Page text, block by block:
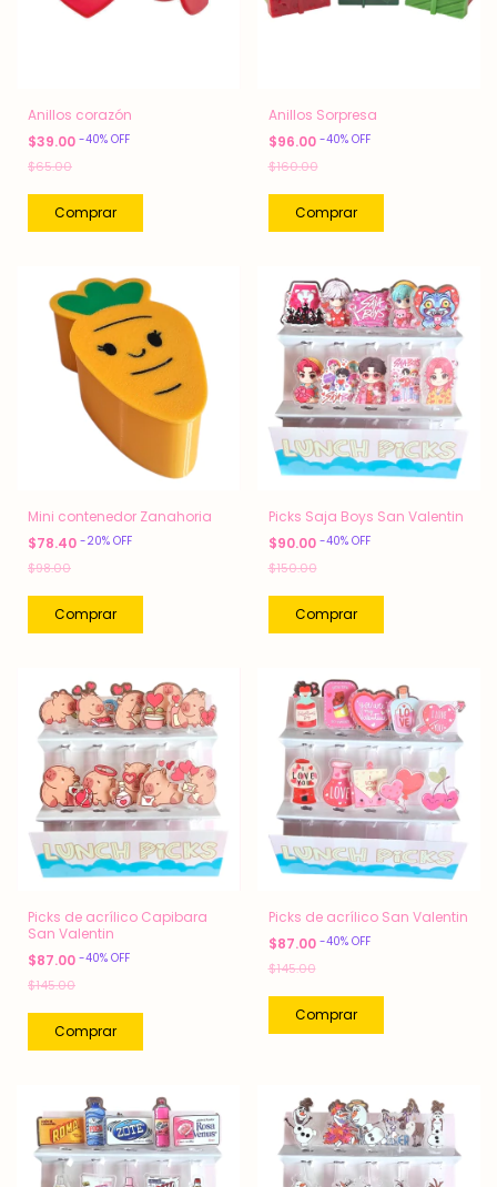
Anillos corazón
$39.00 -40% OFF
$65.00
Anillos Sorpresa
$96.00 -40% OFF
$160.00
Mini contenedor Zanahoria
$78.40 -20% OFF
$98.00
Picks Saja Boys San Valentin
$90.00 -40% OFF
$150.00
Picks de acrílico Capibara
San Valentin
$87.00 -40% OFF
$145.00
Picks de acrílico San Valentin
$87.00 -40% OFF
$145.00